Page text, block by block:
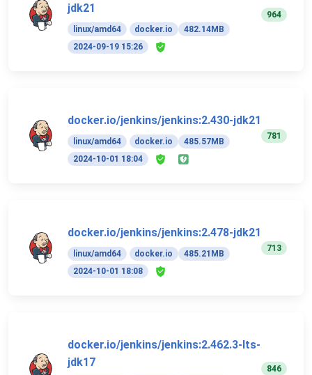
jdk21
linux/amd64 docker.io
482.14MB
2024-09-19 15:26
964
docker.io/jenkins/jenkins:2.430-jdk21
linux/amd64 docker.io
485.57MB
2024-10-01 18:04
781
docker.io/jenkins/jenkins:2.478-jdk21
linux/amd64 docker.io
485.21MB
2024-10-01 18:08
713
docker.io/jenkins/jenkins:2.462.3-lts-
jdk17
846